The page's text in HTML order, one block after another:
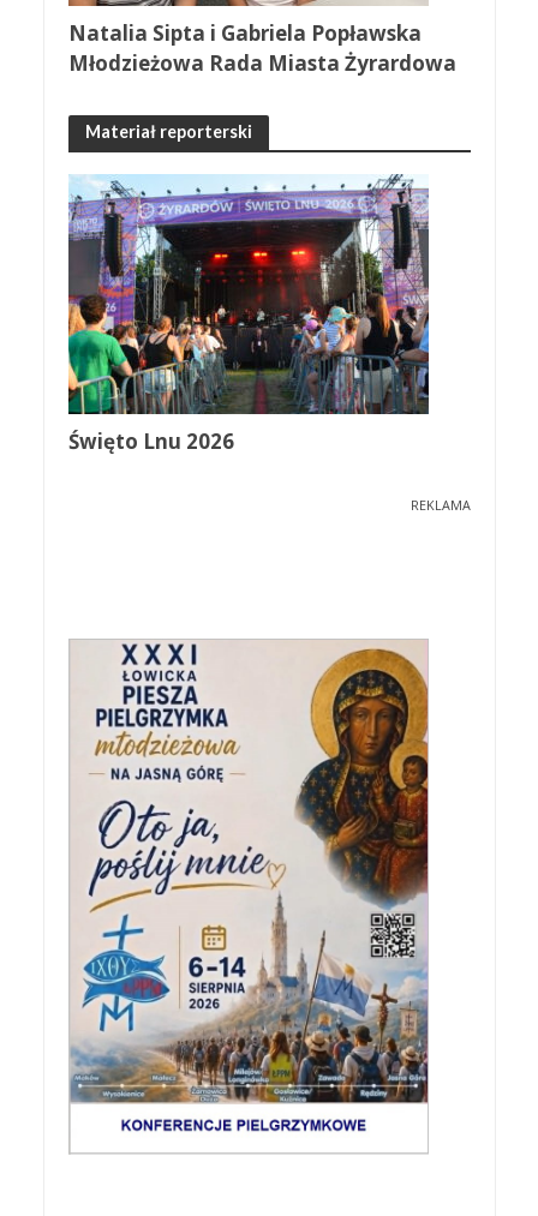
Natalia Sipta i Gabriela Popławska
Młodzieżowa Rada Miasta Żyrardowa
Materiał reporterski
Święto Lnu 2026
REKLAMA